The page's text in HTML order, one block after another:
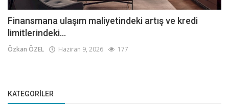
Finansmana ulaşım maliyetindeki artış ve kredi
limitlerindeki...
Özkan ÖZEL Haziran 9, 2026 177
KATEGORILER